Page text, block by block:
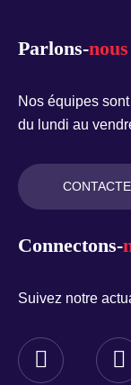
Parlons-nous
Nos équipes
du lundi au
Connectons-
Suivez notre